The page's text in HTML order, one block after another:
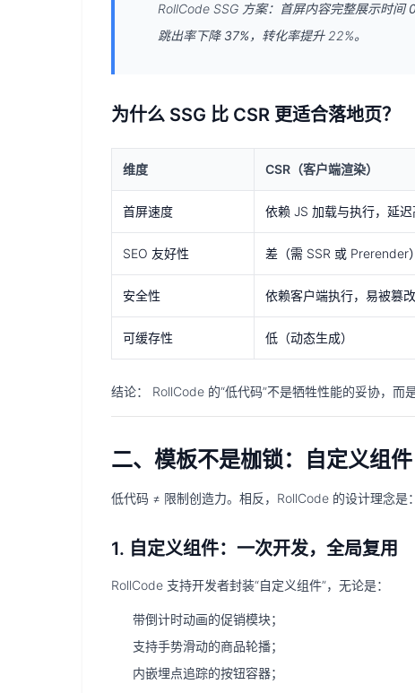
RollCode SSG 方案：首屏内容完整展示时间
跳出率下降 37%，转化率提升 22%。
为什么 SSG 比 CSR 更适合落地页？
维度 CSR（客户端渲染）
首屏速度 依赖 JS 加载与执行，延迟
SEO 友好性 差（需 SSR 或 Prerender）
安全性 依赖客户端执行，易被篡改
可缓存性 低（动态生成）
结论： RollCode 的“低代码”不是牺牲性能的妥协，
二、模板不是枷锁：自定义组
低代码 ≠ 限制创造力。相反，RollCode 的设计理念是：
1. 自定义组件：一次开发，全局复用
RollCode 支持开发者封装“自定义组件”，无论是：
带倒计时动画的促销模块；
支持手势滑动的商品轮播；
内嵌埋点追踪的按钮容器；